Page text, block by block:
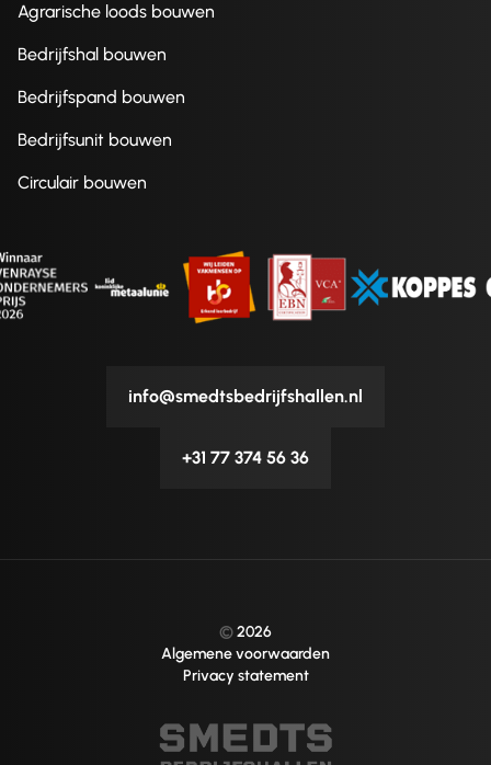
Agrarische loods bouwen
Bedrijfshal bouwen
Bedrijfspand bouwen
Bedrijfsunit bouwen
Circulair bouwen
info@smedtsbedrijfshallen.nl
+31 77 374 56 36
©2026
Algemene voorwaarden
Privacy statement